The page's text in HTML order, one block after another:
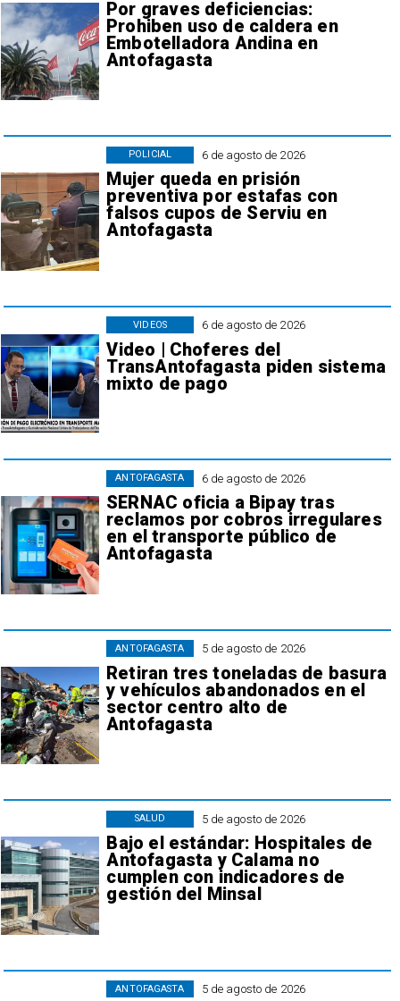
Por graves deficiencias:
Prohiben uso de caldera en
Embotelladora Andina en
Antofagasta
6 de agosto de 2026
Mujer queda en prisión
preventiva por estafas con
falsos cupos de Serviu en
Antofagasta
POLICIAL
6 de agosto de 2026
Video | Choferes del
TransAntofagasta piden sistema
mixto de pago
VIDEOS
6 de agosto de 2026
SERNAC oficia a Bipay tras
reclamos por cobros irregulares
en el transporte público de
Antofagasta
ANTOFAGASTA
5 de agosto de 2026
Retiran tres toneladas de basura
y vehículos abandonados en el
sector centro alto de
Antofagasta
ANTOFAGASTA
5 de agosto de 2026
Bajo el estándar: Hospitales de
Antofagasta y Calama no
cumplen con indicadores de
gestión del Minsal
SALUD
5 de agosto de 2026
ANTOFAGASTA